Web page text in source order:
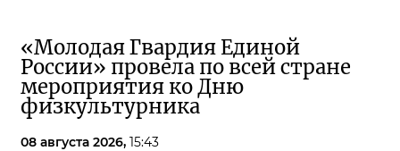
«Молодая Гвардия Единой
России» провела по всей стране
мероприятия ко Дню
физкультурника
08 августа 2026, 15:43